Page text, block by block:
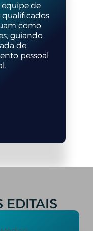
de
qualificados
como
guiando
de
pessoal
EDITAIS